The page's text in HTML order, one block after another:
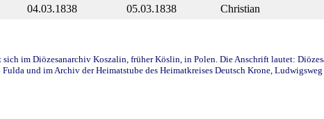
04.03.1838 05.03.1838 Christian
im Diözesanarchiv Koszalin, früher Köslin, in Polen. Die Anschrift lautet:
und im Archiv der Heimatstube des Heimatkreises Deutsch Krone,